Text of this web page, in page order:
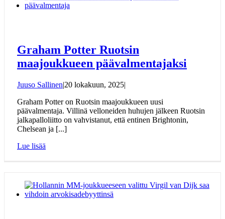
Graham Potter Ruotsin
maajoukkueen päävalmentajaksi
Juuso Sallinen|20 lokakuun, 2025|
Graham Potter on Ruotsin maajoukkueen uusi
päävalmentaja. Villinä velloneiden huhujen jälkeen Ruotsin
jalkapalloliitto on vahvistanut, että entinen Brightonin,
Chelsean ja [...]
Lue lisää